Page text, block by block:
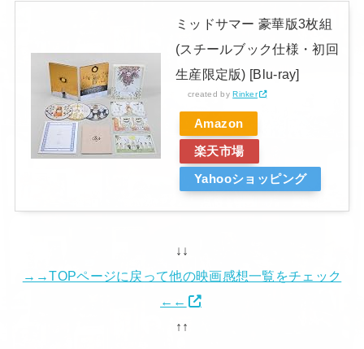
ミッドサマー 豪華版3枚組
(スチールブック仕様・初回
生産限定版) [Blu-ray]
created byRinker
Amazon
楽天市場
Yahooショッピング
↓↓
→→TOPページに戻って他の映画感想一覧をチェック
←←
↑↑